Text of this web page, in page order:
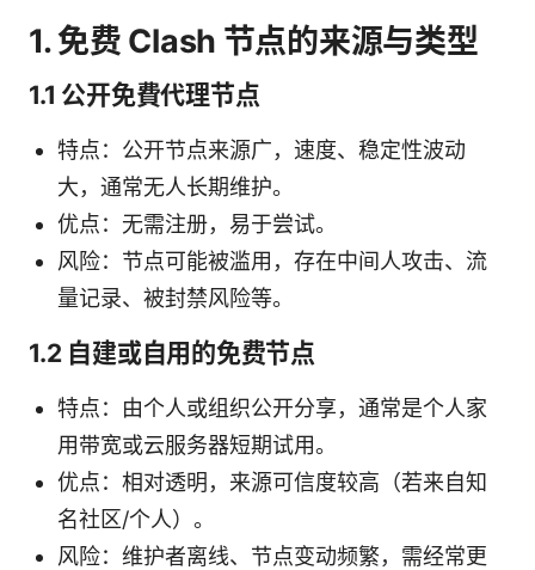
1. 免费 Clash 节点的来源与类型
1.1 公开免費代理节点
特点：公开节点来源广，速度、稳定性波动
大，通常无人长期维护。
优点：无需注册，易于尝试。
风险：节点可能被滥用，存在中间人攻击、流
量记录、被封禁风险等。
1.2 自建或自用的免费节点
特点：由个人或组织公开分享，通常是个人家
用带宽或云服务器短期试用。
优点：相对透明，来源可信度较高（若来自知
名社区/个人）。
风险：维护者离线、节点变动频繁，需经常更